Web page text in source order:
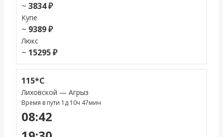
~ 3834 ₽
Купе
~ 9389 ₽
Люкс
~ 15295 ₽
115*С
Лиховской — Агрыз
Время в пути 1д 10ч 47мин
08:42